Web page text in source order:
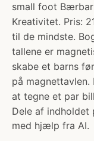
small foot
Kreativitet. Pris:
til de mindste.
tallene er
skabe et barns
på
at tegne et par
Dele af indholdet
med hjælp fra AI.